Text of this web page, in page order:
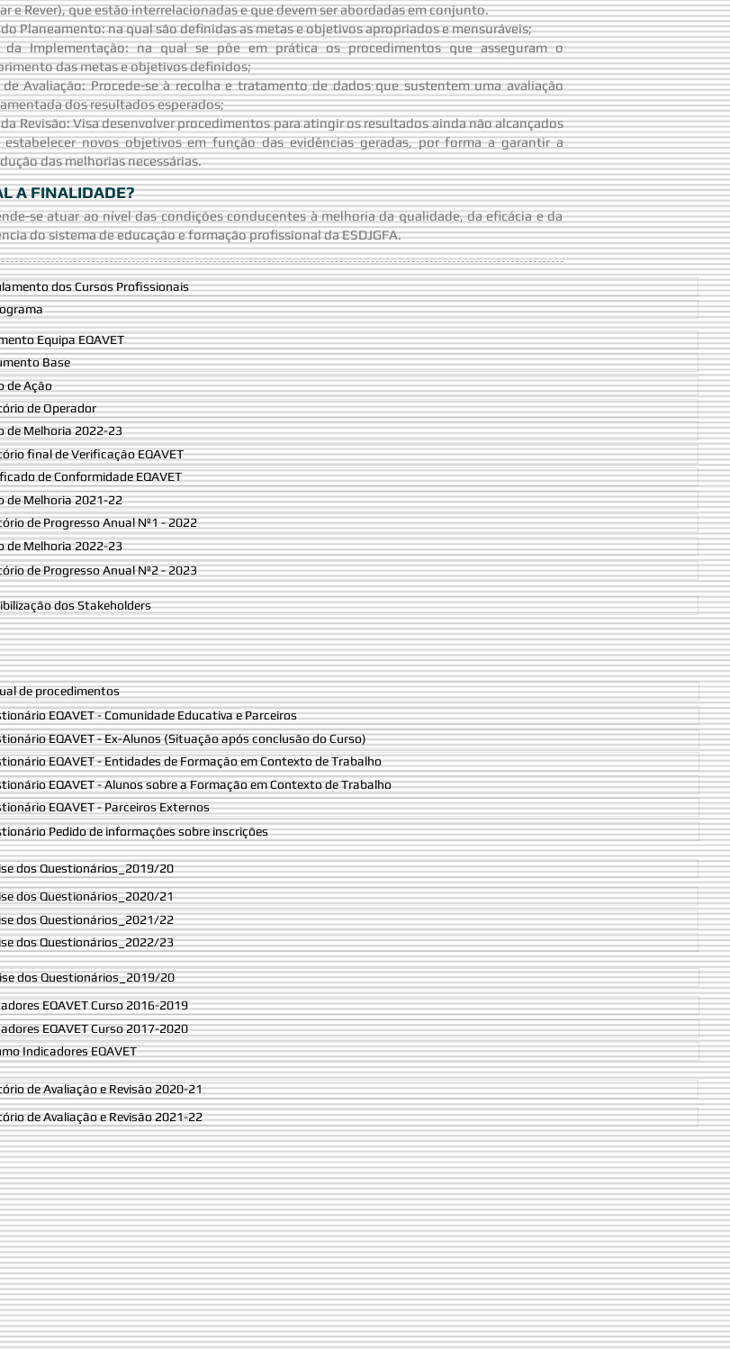
e Rever), que estão interrelacionadas e que devem ser abordadas em conjunto.
do Planeamento: na qual são definidas as metas e objetivos apropriados e mensuráveis;
da Implementação: na qual se põe em prática os procedimentos que asseguram o
das metas e objetivos definidos;
de Avaliação: Procede-se à recolha e tratamento de dados que sustentem uma avaliação
dos resultados esperados;
da Revisão: Visa desenvolver procedimentos para atingir os resultados ainda não alcançados
novos objetivos em função das evidências geradas, por forma a garantir a
das melhorias necessárias.
A FINALIDADE?
se atuar ao nível das condições conducentes à melhoria da qualidade, da eficácia e da
do sistema de educação e formação profissional da ESDJGFA.
dos Cursos Profissionais
Equipa EQAVET
Base
de Ação
de Operador
de Melhoria 2022-23
final de Verificação EQAVET
de Conformidade EQAVET
de Melhoria 2021-22
de Progresso Anual Nº1 - 2022
de Melhoria 2022-23
de Progresso Anual Nº2 - 2023
dos Stakeholders
de procedimentos
EQAVET - Comunidade Educativa e Parceiros
EQAVET - Ex-Alunos (Situação após conclusão do Curso)
EQAVET - Entidades de Formação em Contexto de Trabalho
EQAVET - Alunos sobre a Formação em Contexto de Trabalho
EQAVET - Parceiros Externos
Pedido de informações sobre inscrições
dos Questionários_2019/20
dos Questionários_2020/21
dos Questionários_2021/22
dos Questionários_2022/23
dos Questionários_2019/20
EQAVET Curso 2016-2019
EQAVET Curso 2017-2020
Indicadores EQAVET
de Avaliação e Revisão 2020-21
de Avaliação e Revisão 2021-22